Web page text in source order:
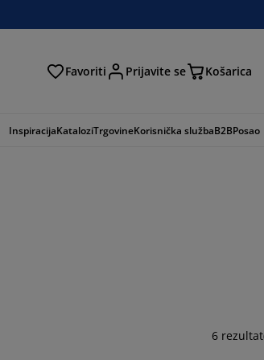
Favoriti Prijavite se Košarica
InspiracijaKataloziTrgovineKorisnička službaB2BPosao
6